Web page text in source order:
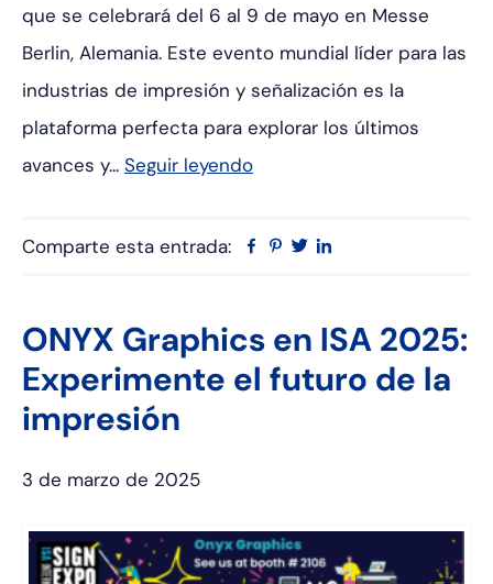
que se celebrará del 6 al 9 de mayo en Messe
Berlin, Alemania. Este evento mundial líder para las
industrias de impresión y señalización es la
plataforma perfecta para explorar los últimos
avances y... Seguir leyendo
Comparte esta entrada: Facebook
Pinterest
Twitter
ONYX Graphics en ISA 2025:
Experimente el futuro de la
impresión
3 de marzo de 2025